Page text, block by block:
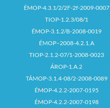
ÉMOP-4.3.1/2/2F-2f-2009-0007
TIOP-1.2.3/08/1
ÉMOP-3.1.2/B-2008-0019
ÉMOP–2008-4.2.1.A
TIOP-2.1.2-07/1-2008-0023
ÁROP-1.A.2
TÁMOP-3.1.4-08/2-2008-0089
ÉMOP-4.2.2-2007-0195
ÉMOP-4.2.2-2007-0198